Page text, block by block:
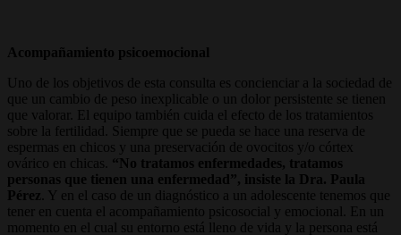
Acompañamiento psicoemocional
Uno de los objetivos de esta consulta es concienciar a la sociedad de
que un cambio de peso inexplicable o un dolor persistente se tienen
que valorar. El equipo también cuida el efecto de los tratamientos
sobre la fertilidad. Siempre que se pueda se hace una reserva de
espermas en chicos y una preservación de ovocitos y/o córtex
ovárico en chicas. “No tratamos enfermedades, tratamos
personas que tienen una enfermedad”, insiste la Dra. Paula
Pérez . Y en el caso de un diagnóstico a un adolescente tenemos que
tener en cuenta el acompañamiento psicosocial y emocional. En un
momento en el cual su entorno está lleno de vida y la persona está